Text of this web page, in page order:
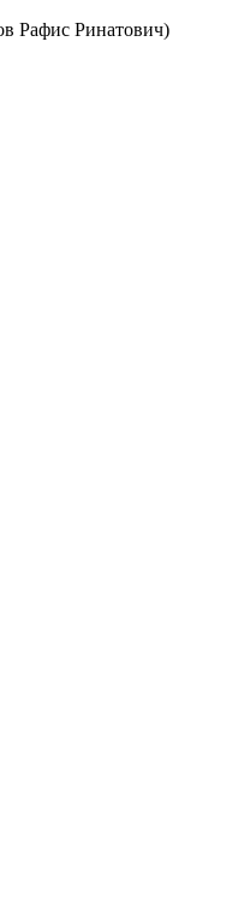
Рафис Ринатович)